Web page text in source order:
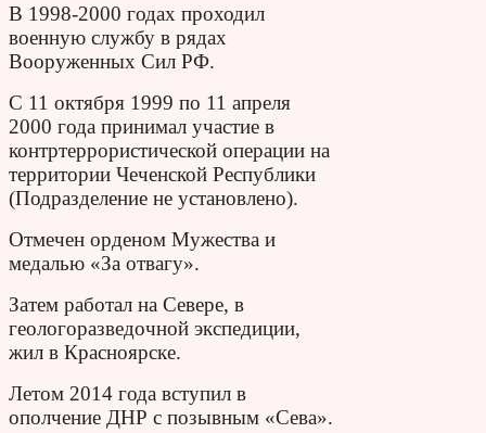
В 1998-2000 годах проходил
военную службу в рядах
Вооруженных Сил РФ.
С 11 октября 1999 по 11 апреля
2000 года принимал участие в
контртеррористической операции на
территории Чеченской Республики
(Подразделение не установлено).
Отмечен орденом Мужества и
медалью «За отвагу».
Затем работал на Севере, в
геологоразведочной экспедиции,
жил в Красноярске.
Летом 2014 года вступил в
ополчение ДНР с позывным «Сева».